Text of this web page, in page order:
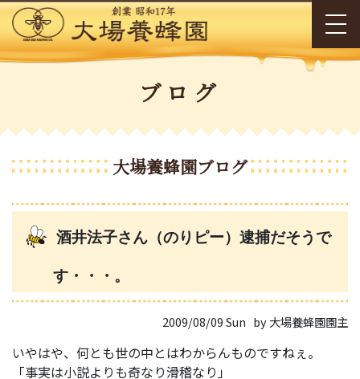
ブログ
大場養蜂園ブログ
酒井法子さん（のりピー）逮捕だそうで
す・・・。
2009/08/09 Sun by 大場養蜂園園主
いやはや、何とも世の中とはわからんものですねぇ。
「事実は小説よりも奇なり滑稽なり」